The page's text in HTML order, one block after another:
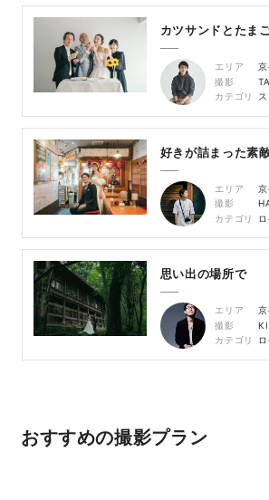
カツサンドとたま
エリア
撮影
カテゴリ
好きが詰まった素
エリア
撮影
カテゴリ
思い出の場所で
エリア
撮影
カテゴリ
おすすめの撮影プラン